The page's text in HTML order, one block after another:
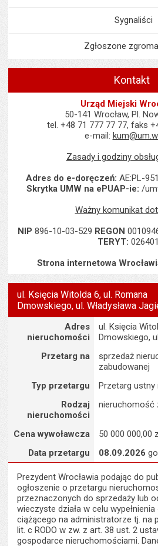
Sygnaliści
Zgłoszone
Kontakt
Urząd Miejski
50-141 Wrocław, Pl.
tel. +48 71 777 77 77, faks
e-mail:
Zasady i godziny
Adres do e-doręczeń: AE:PL-
Skrytka UMW na ePUAP-ie: /
Ważny komunikat
NIP 896-10-03-529 REGON
TERYT:
Strona internetowa
ul. Księcia Witolda 6, ul. Romana
Dmowskiego, ul. Władysława
Adres
nieruchomości
ul. Księcia
Dmowskiego,
Przetarg na
sprzedaż
zabudowanej
Typ przetargu
Przetarg ustny
Rodzaj
nieruchomości
nieruchomość
Cena wywoławcza
50 000 000,00
Data przetargu
08.09.2026
Prezydent Wrocławia podając do
ogłoszenie o przetargu
przeznaczonych do sprzedaży lub
wieczyste działa w celu
ciążącego na administratorze tj. na
lit. c RODO w zw. z art. 38 ust. 2
gospodarce nieruchomościami.